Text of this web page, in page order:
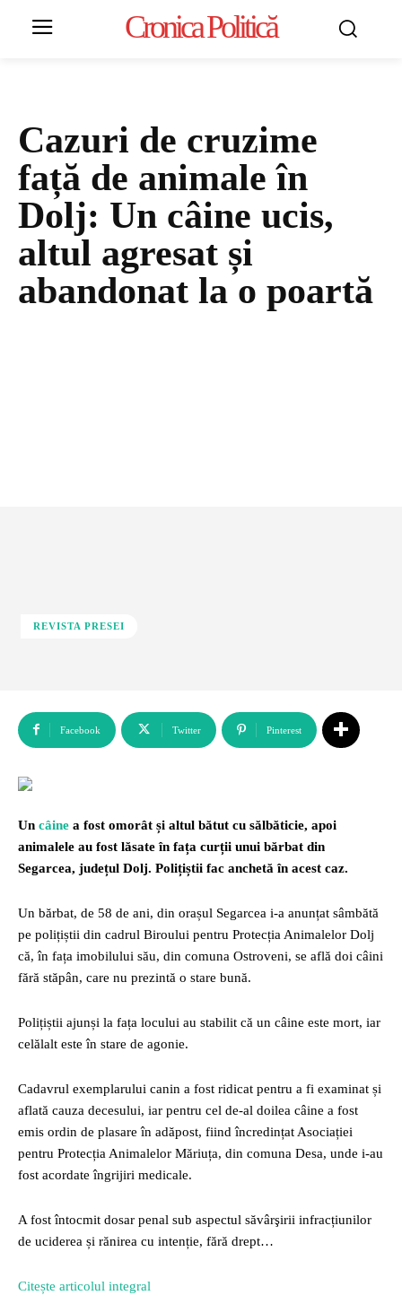
Cronica Politică
Cazuri de cruzime
față de animale în
Dolj: Un câine ucis,
altul agresat și
abandonat la o poartă
REVISTA PRESEI
Facebook Twitter Pinterest
Un câine a fost omorât și altul bătut cu sălbăticie, apoi
animalele au fost lăsate în fața curții unui bărbat din
Segarcea, județul Dolj. Polițiștii fac anchetă în acest caz.
Un bărbat, de 58 de ani, din orașul Segarcea i-a anunțat sâmbătă
pe polițiștii din cadrul Biroului pentru Protecția Animalelor Dolj
că, în fața imobilului său, din comuna Ostroveni, se află doi câini
fără stăpân, care nu prezintă o stare bună.
Polițiștii ajunși la fața locului au stabilit că un câine este mort, iar
celălalt este în stare de agonie.
Cadavrul exemplarului canin a fost ridicat pentru a fi examinat și
aflată cauza decesului, iar pentru cel de-al doilea câine a fost
emis ordin de plasare în adăpost, fiind încredințat Asociației
pentru Protecția Animalelor Măriuța, din comuna Desa, unde i-au
fost acordate îngrijiri medicale.
A fost întocmit dosar penal sub aspectul săvârşirii infracțiunilor
de uciderea și rănirea cu intenție, fără drept…
Citește articolul integral